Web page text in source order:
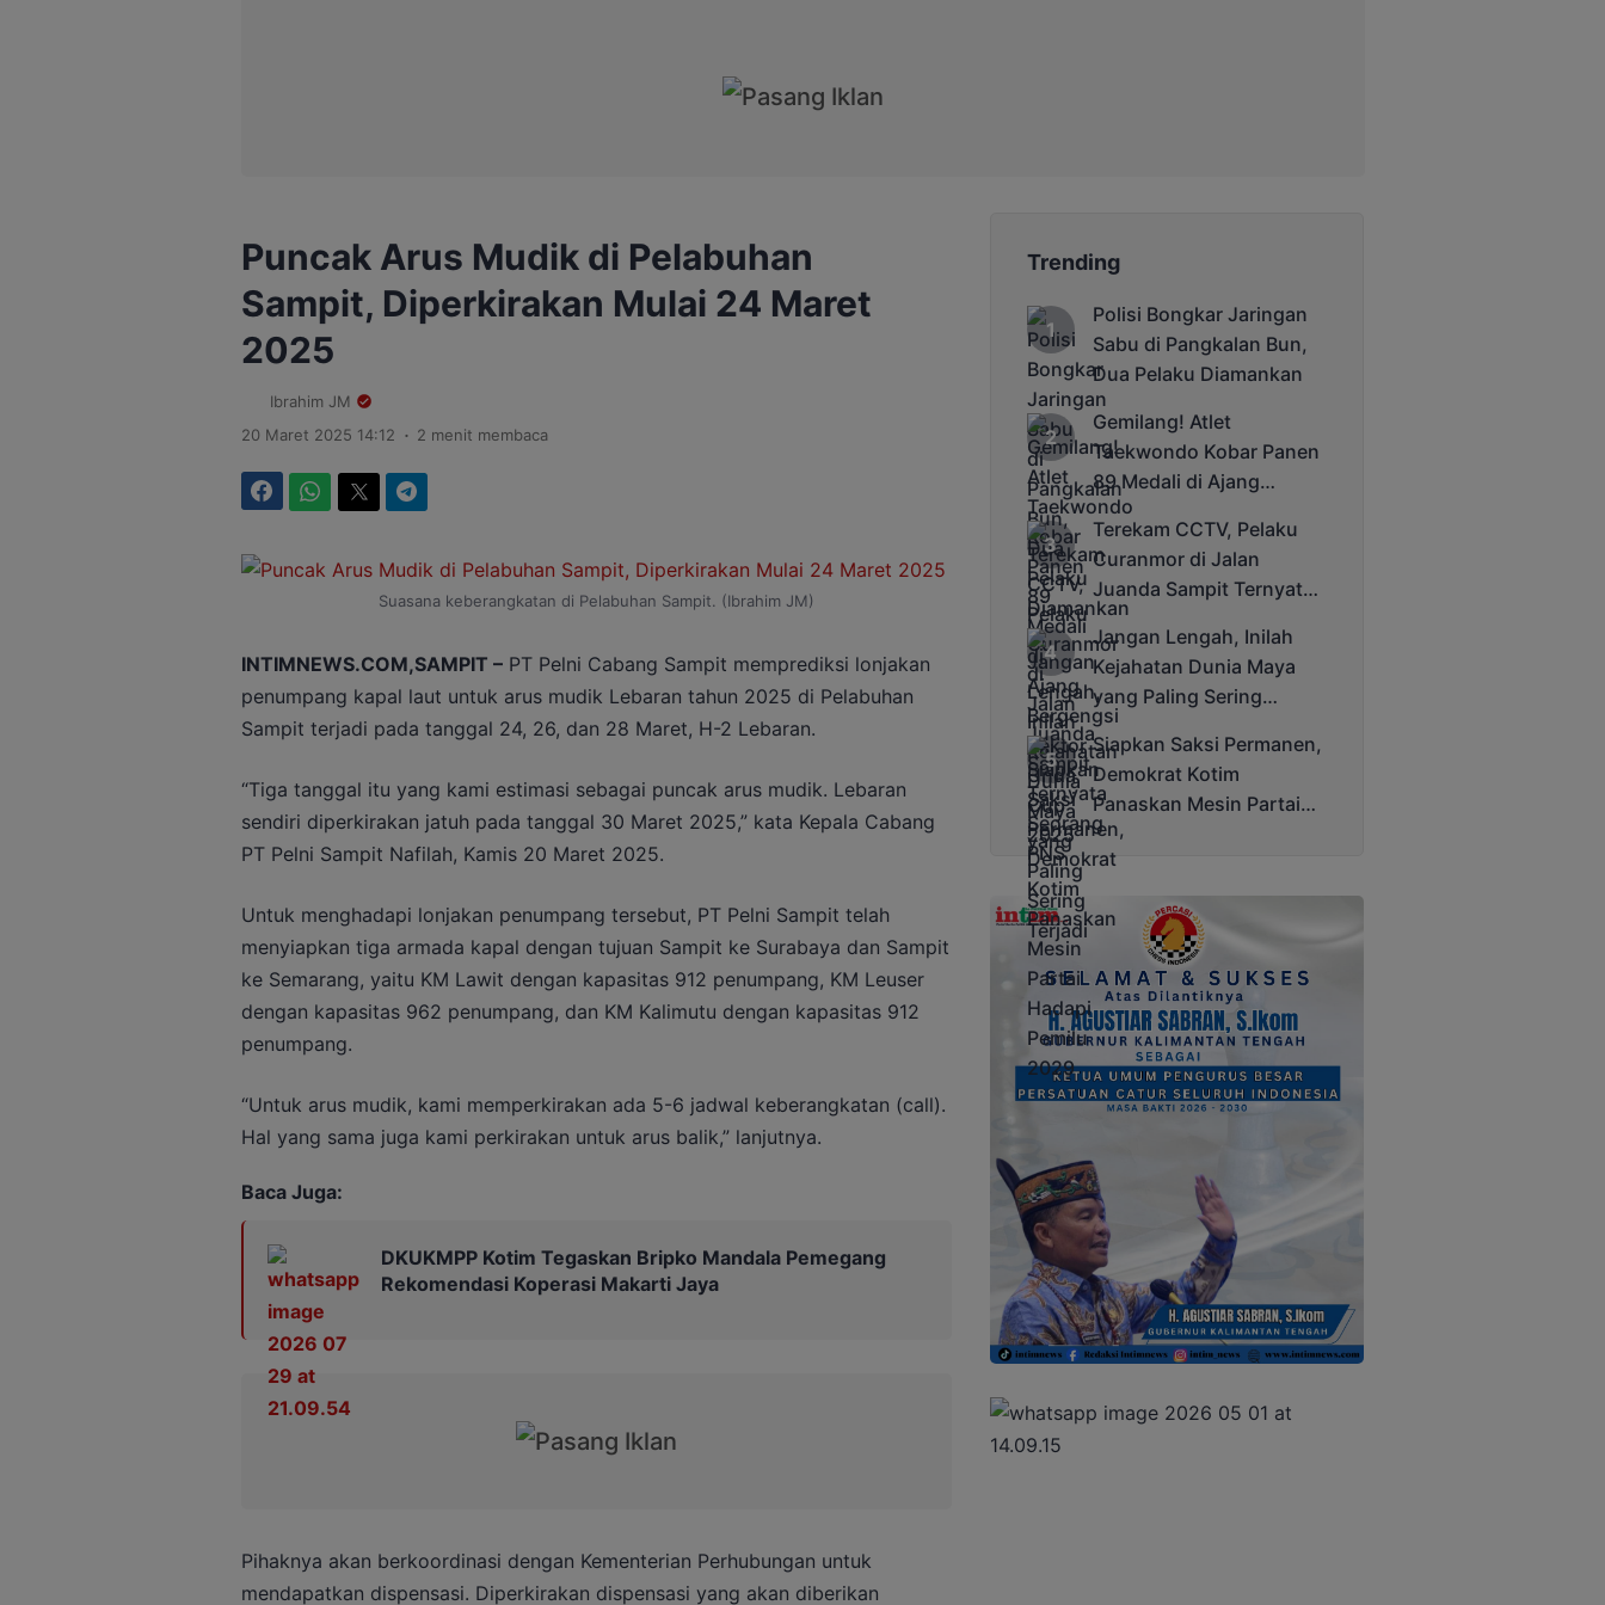
Puncak Arus Mudik di Pelabuhan
Sampit, Diperkirakan Mulai 24 Maret
2025
Ibrahim JM
20 Maret 2025 14:12 . 2 menit membaca
Suasana keberangkatan di Pelabuhan Sampit. (Ibrahim JM)
INTIMNEWS.COM,SAMPIT –PT Pelni Cabang Sampit memprediksi lonjakan
penumpang kapal laut untuk arus mudik Lebaran tahun 2025 di Pelabuhan
Sampit terjadi pada tanggal 24, 26, dan 28 Maret, H-2 Lebaran.
“Tiga tanggal itu yang kami estimasi sebagai puncak arus mudik. Lebaran
sendiri diperkirakan jatuh pada tanggal 30 Maret 2025,” kata Kepala Cabang
PT Pelni Sampit Nafilah, Kamis 20 Maret 2025.
Untuk menghadapi lonjakan penumpang tersebut, PT Pelni Sampit telah
menyiapkan tiga armada kapal dengan tujuan Sampit ke Surabaya dan Sampit
ke Semarang, yaitu KM Lawit dengan kapasitas 912 penumpang, KM Leuser
dengan kapasitas 962 penumpang, dan KM Kalimutu dengan kapasitas 912
penumpang.
“Untuk arus mudik, kami memperkirakan ada 5-6 jadwal keberangkatan (call).
Hal yang sama juga kami perkirakan untuk arus balik,” lanjutnya.
Baca Juga:
DKUKMPP Kotim Tegaskan Bripko Mandala Pemegang
Rekomendasi Koperasi Makarti Jaya
Pihaknya akan berkoordinasi dengan Kementerian Perhubungan untuk
mendapatkan dispensasi. Diperkirakan dispensasi yang akan diberikan
Trending
Polisi Bongkar Jaringan
Sabu di Pangkalan Bun,
Dua Pelaku Diamankan
Gemilang! Atlet
Taekwondo Kobar Panen
89 Medali di Ajang
Bergengsi Rektor Unda
Cup 2025
Terekam CCTV, Pelaku
Curanmor di Jalan
Juanda Sampit Ternyata
Seorang PNS
Jangan Lengah, Inilah
Kejahatan Dunia Maya
yang Paling Sering
Terjadi
Siapkan Saksi Permanen,
Demokrat Kotim
Panaskan Mesin Partai
Hadapi Pemilu 2029